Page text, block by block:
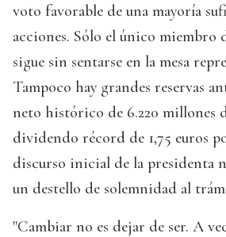
voto favorable de una mayoría
acciones. Sólo el único miembro
sigue sin sentarse en la mesa
Tampoco hay grandes reservas
neto histórico de 6.220 millones
dividendo récord de 1,75 euros
discurso inicial de la presidenta
un destello de solemnidad al
"Cambiar no es dejar de ser. A